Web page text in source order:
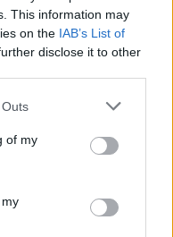
This information may
on the IAB’s List of
disclose it to other
one or more Google
You may click to
its third-party tags to
in below Google
of my
Jelszó
Bejelentkezés
térképes